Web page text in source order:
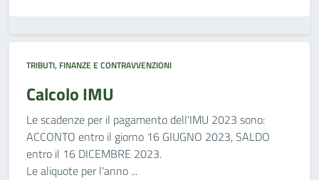
TRIBUTI, FINANZE E CONTRAVVENZIONI
Calcolo IMU
Le scadenze per il pagamento dell'IMU 2023 sono:
ACCONTO entro il giorno 16 GIUGNO 2023, SALDO
entro il 16 DICEMBRE 2023.
Le aliquote per l'anno ...